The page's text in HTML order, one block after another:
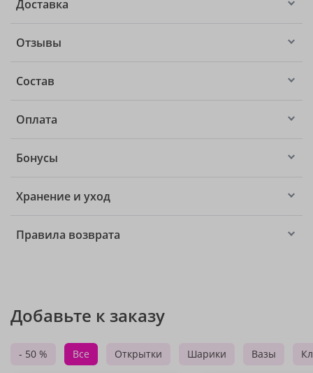
Доставка
Отзывы
Состав
Оплата
Бонусы
Хранение и уход
Правила возврата
Добавьте к заказу
- 50 % Все Открытки Шарики Вазы